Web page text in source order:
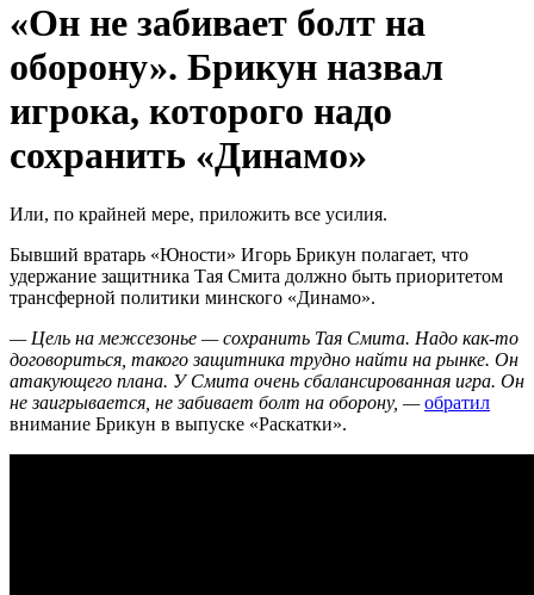
«Он не забивает болт на
оборону». Брикун назвал
игрока, которого надо
сохранить «Динамо»
Или, по крайней мере, приложить все усилия.
Бывший вратарь «Юности» Игорь Брикун полагает, что
удержание защитника Тая Смита должно быть приоритетом
трансферной политики минского «Динамо».
— Цель на межсезонье — сохранить Тая Смита. Надо как-то
договориться, такого защитника трудно найти на рынке. Он
атакующего плана. У Смита очень сбалансированная игра. Он
не заигрывается, не забивает болт на оборону, — обратил
внимание Брикун в выпуске «Раскатки».